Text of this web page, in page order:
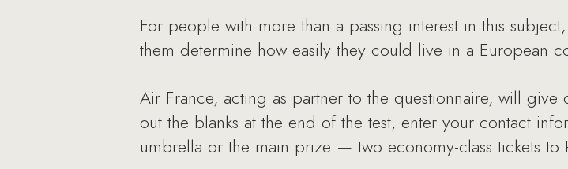
For people with more than a passing interest in this
them determine how easily they could live in a European
Air France, acting as partner to the questionnaire, will
out the blanks at the end of the test, enter your contact
umbrella or the main prize — two economy-class tickets to